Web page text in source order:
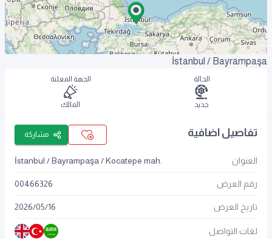
İstanbul / Bayrampaşa
الحالة
جديد
الجهة المعلنة
المالك
تفاصيل اضافية مشاركة
العنوان İstanbul / Bayrampaşa / Kocatepe mah.
رقم العرض 00466326
تاريخ العرض 2026/05/16
لغات التواصل